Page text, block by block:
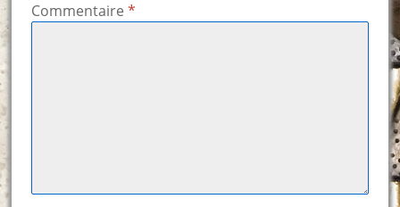
Commentaire *